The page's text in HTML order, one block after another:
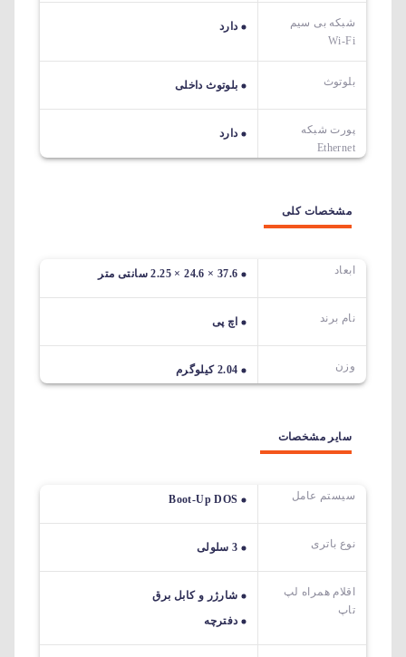
شبکه بی سیم
Wi-Fi
دارد
بلوتوث بلوتوث داخلی
پورت شبکه
Ethernet
دارد
مشخصات کلی
ابعاد 37.6 × 24.6 × 2.25 سانتی متر
نام برند اچ پی
وزن 2.04 کیلوگرم
سایر مشخصات
سیستم عامل Boot-Up DOS
نوع باتری 3 سلولی
اقلام همراه لپ
تاپ
شارژر و کابل برق
دفترچه